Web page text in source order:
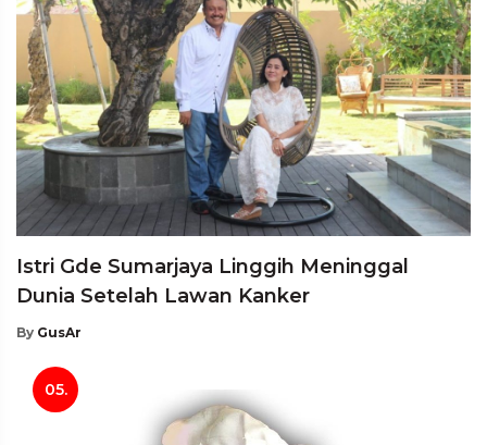
Istri Gde Sumarjaya Linggih Meninggal
Dunia Setelah Lawan Kanker
By GusAr
05.